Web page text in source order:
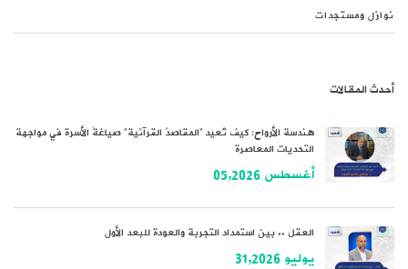
نوازل ومستجدات
أحدث المقالات
هندسة الأرواح: كيف تُعيد “المقاصدُ القرآنية” صياغةَ الأسرة في مواجهة
التحديات المعاصرة
أغسطس 05,2026
العقل .. بين استمداد التجربة والعودة للبعد الأول
يوليو 31,2026